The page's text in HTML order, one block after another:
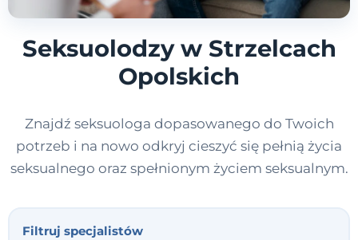
Seksuolodzy w Strzelcach
Opolskich
Znajdź seksuologa dopasowanego do Twoich
potrzeb i na nowo odkryj cieszyć się pełnią życia
seksualnego oraz spełnionym życiem seksualnym.
Filtruj specjalistów